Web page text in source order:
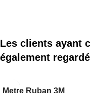
Les clients ayant
également regardé
Metre Ruban 3M